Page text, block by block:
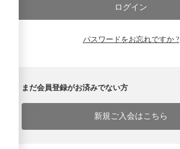
パスワードをお忘れですか ?
まだ会員登録がお済みでない方
新規ご入会はこちら